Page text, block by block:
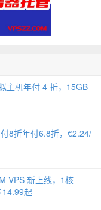
主机年付 4 折，15GB
8折年付6.8折，€2.24/
VPS 新上线，1核
14.99起